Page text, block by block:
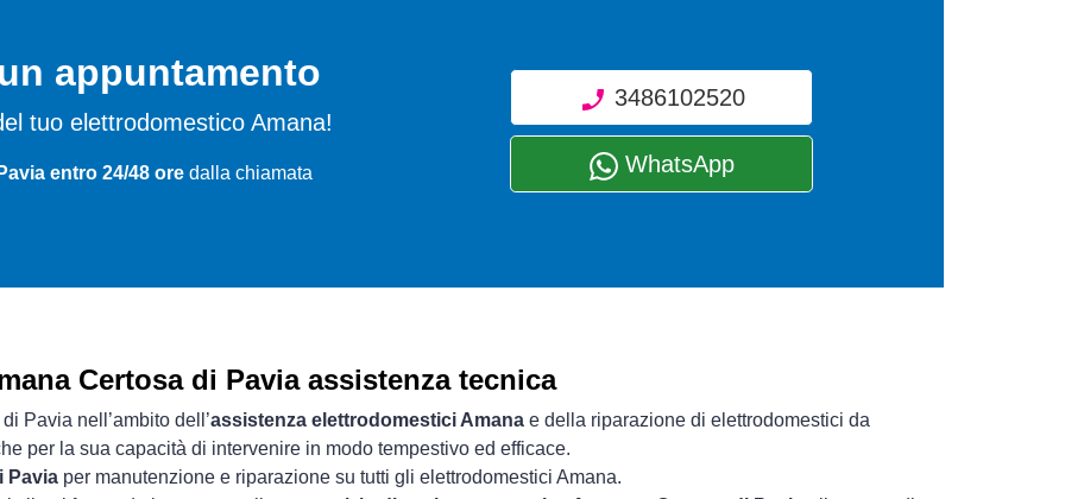
appuntamento
tuo elettrodomestico Amana!
entro 24/48 ore dalla chiamata
3486102520
WhatsApp
Certosa di Pavia assistenza tecnica
Pavia nell’ambito dell’assistenza elettrodomestici Amana e della riparazione di elettrodomestici da
per la sua capacità di intervenire in modo tempestivo ed efficace.
Pavia per manutenzione e riparazione su tutti gli elettrodomestici Amana.